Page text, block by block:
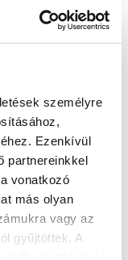
személyre
Ezenkívül
partnereinkkel
vonatkozó
más olyan
vagy az
gyűjtöttek. A